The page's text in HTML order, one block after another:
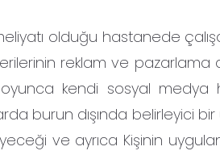
olduğu hastanede
reklam ve pazarlama
kendi sosyal medya
burun dışında belirleyici bir
ve ayrıca Kişinin